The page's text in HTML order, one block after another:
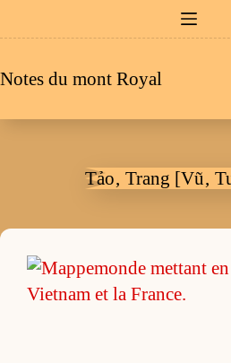
au
Notes du mont Royal
Tảo‚ Trang [Vũ‚